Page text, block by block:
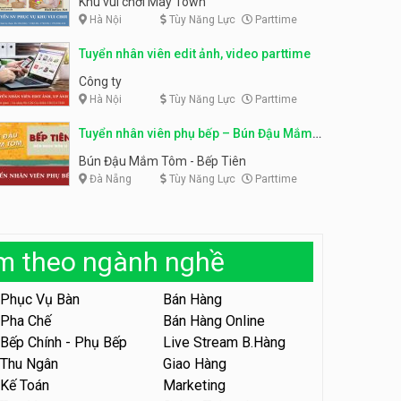
bàn parttime
Tuyển nhân viên tư vấn bán
Shop mỹ phẩm
Tuyển nhân viên bán hàng,
KIBO KIDS
Tuyển nhân viên edit ảnh,
Tuyển nhân viên tiếp thực,
phục vụ bàn
Nhà hàng Phủi Quán
Tuyển nhân viên phục vụ ca
tối – quán kem dừa
Quán kem dừa
Hà Nội Tùy Năng Lực Parttime
Tuyển nhân viên edit ảnh, video parttime
Công ty
Hà Nội Tùy Năng Lực Parttime
Tuyển nhân viên phụ bếp – Bún Đậu Mắm
Tôm – Bếp Tiên
Bún Đậu Mắm Tôm - Bếp Tiên
Đà Nẵng Tùy Năng Lực Parttime
theo ngành nghề
Phục Vụ Bàn
Bán Hàng
Pha Chế
Bán Hàng Online
Bếp Chính - Phụ Bếp
Live Stream B.Hàng
Thu Ngân
Giao Hàng
Kế Toán
Marketing